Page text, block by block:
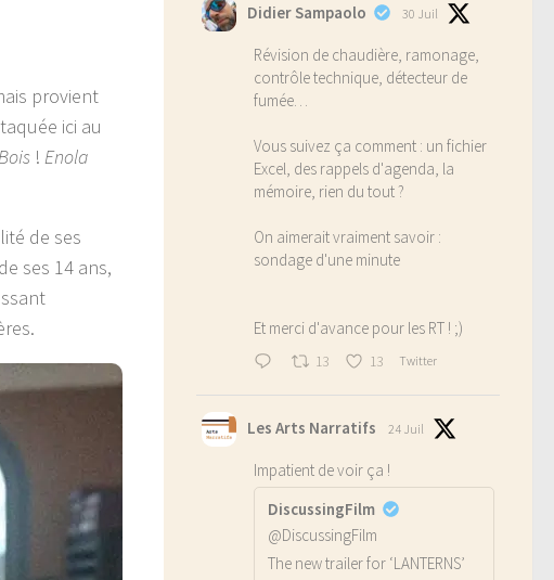
provient
ici au
! Enola
de ses
ses 14 ans,
Didier Sampaolo 30 Juil
Révision de chaudière, ramonage,
contrôle technique, détecteur de
fumée…
Vous suivez ça comment : un fichier
Excel, des rappels d'agenda, la
mémoire, rien du tout ?
On aimerait vraiment savoir :
sondage d'une minute
Et merci d'avance pour les RT ! ;)
13 13 Twitter
Les Arts Narratifs 24 Juil
Impatient de voir ça !
DiscussingFilm
@DiscussingFilm
The new trailer for ‘LANTERNS’